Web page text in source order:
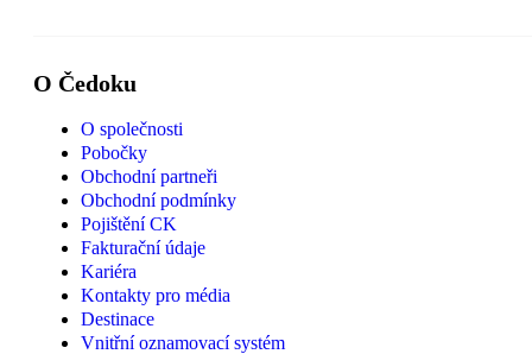
O Čedoku
O společnosti
Pobočky
Obchodní partneři
Obchodní podmínky
Pojištění CK
Fakturační údaje
Kariéra
Kontakty pro média
Destinace
Vnitřní oznamovací systém